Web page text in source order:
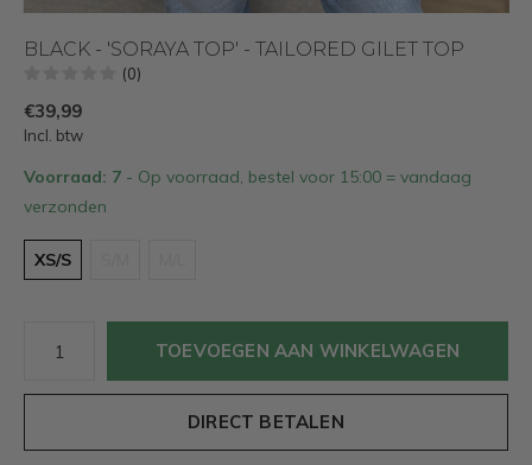
BLACK - 'SORAYA TOP' - TAILORED GILET TOP
(0)
€39,99
Incl. btw
Voorraad: 7 - Op voorraad, bestel voor 15:00 = vandaag
verzonden
XS/S
TOEVOEGEN AAN WINKELWAGEN
DIRECT BETALEN